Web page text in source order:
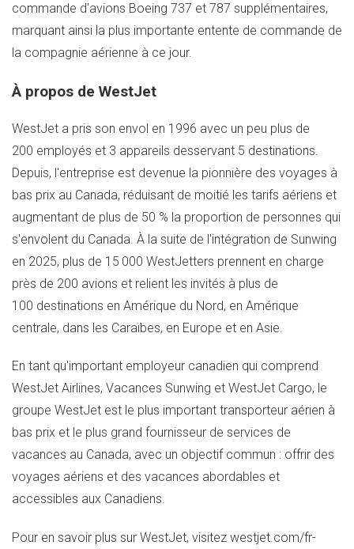
commande d'avions Boeing 737 et 787 supplémentaires,
marquant ainsi la plus importante entente de commande de
la compagnie aérienne à ce jour.
À propos de WestJet
WestJet a pris son envol en 1996 avec un peu plus de
200 employés et 3 appareils desservant 5 destinations.
Depuis, l'entreprise est devenue la pionnière des voyages à
bas prix au Canada, réduisant de moitié les tarifs aériens et
augmentant de plus de 50 % la proportion de personnes qui
s'envolent du Canada. À la suite de l'intégration de Sunwing
en 2025, plus de 15 000 WestJetters prennent en charge
près de 200 avions et relient les invités à plus de
100 destinations en Amérique du Nord, en Amérique
centrale, dans les Caraïbes, en Europe et en Asie.
En tant qu'important employeur canadien qui comprend
WestJet Airlines, Vacances Sunwing et WestJet Cargo, le
groupe WestJet est le plus important transporteur aérien à
bas prix et le plus grand fournisseur de services de
vacances au Canada, avec un objectif commun : offrir des
voyages aériens et des vacances abordables et
accessibles aux Canadiens.
Pour en savoir plus sur WestJet, visitez westjet.com/fr-